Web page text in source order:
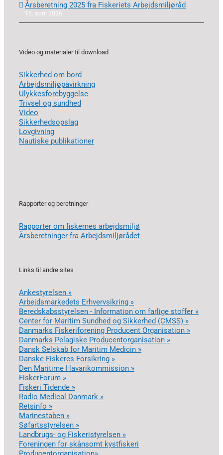
Årsberetning 2025 fra Fiskeriets Arbejdsmiljøråd
16. april 2026
Video og materialer til download
Sikkerhed om bord
Arbejdsmiljøpåvirkning
Ulykkesforebyggelse
Trivsel og sundhed
Video
Sikkerhedsopslag
Lovgivning
Nautiske publikationer
Rapporter og beretninger
Rapporter om fiskernes arbejdsmiljø
Årsberetninger fra Arbejdsmiljørådet
Links til andre sites
Ankestyrelsen »
Arbejdsmarkedets Erhvervsikring »
Beredskabsstyrelsen - Information om farlige stoffer »
Center for Maritim Sundhed og Sikkerhed (CMSS) »
Danmarks Fiskeriforening Producent Organisation »
Danmarks Pelagiske Producentorganisation »
Dansk Selskab for Maritim Medicin »
Danske Fiskeres Forsikring »
Den Maritime Havarikommission »
FiskerForum »
Fiskeri Tidende »
Radio Medical Danmark »
Retsinfo »
Marinestaben »
Søfartsstyrelsen »
Landbrugs- og Fiskeristyrelsen »
Foreningen for skånsomt kystfiskeri